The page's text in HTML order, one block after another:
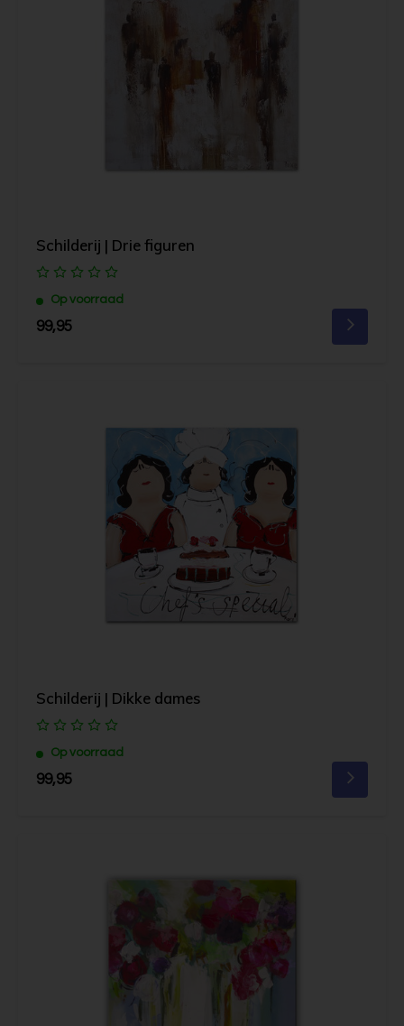
Schilderij | Drie figuren
Op voorraad
99,95
Schilderij | Dikke dames
Op voorraad
99,95